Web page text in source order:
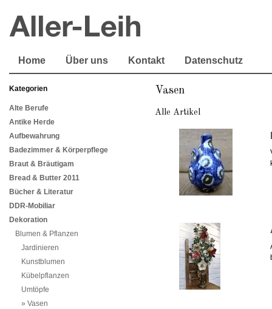
Home Über uns Kontakt Datenschutz
Kategorien
Alte Berufe
Antike Herde
Aufbewahrung
Badezimmer & Körperpflege
Braut & Bräutigam
Bread & Butter 2011
Bücher & Literatur
DDR-Mobiliar
Dekoration
Blumen & Pflanzen
Jardinieren
Kunstblumen
Kübelpflanzen
Umtöpfe
Vasen
Vasen
Alle Artikel